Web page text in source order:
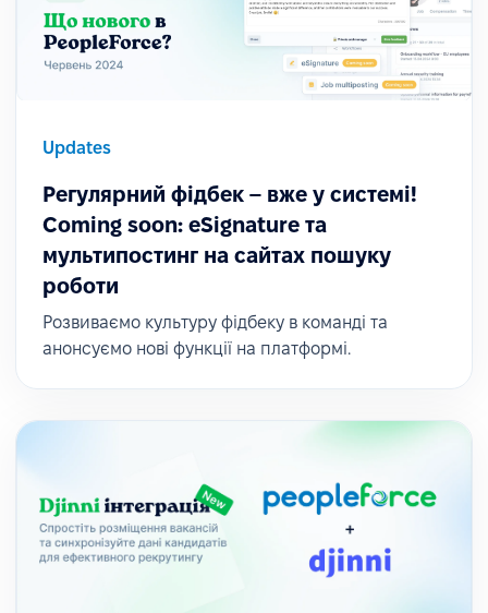
Updates
Регулярний фідбек – вже у системі!
Coming soon: eSignature та
мультипостинг на сайтах пошуку
роботи
Розвиваємо культуру фідбеку в команді та
анонсуємо нові функції на платформі.